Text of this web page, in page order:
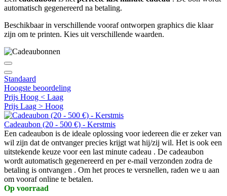
automatisch gegenereerd na betaling.
Beschikbaar in verschillende vooraf ontworpen graphics die klaar
zijn om te printen. Kies uit verschillende waarden.
Standaard
Hoogste beoordeling
Prijs Hoog < Laag
Prijs Laag > Hoog
Cadeaubon (20 - 500 €) - Kerstmis
Een cadeaubon is de ideale oplossing voor iedereen die er zeker van
wil zijn dat de ontvanger precies krijgt wat hij/zij wil. Het is ook een
uitstekende keuze voor een last minute cadeau . De cadeaubon
wordt automatisch gegenereerd en per e-mail verzonden zodra de
betaling is ontvangen . Om het proces te versnellen, raden we u aan
om vooraf online te betalen.
Op voorraad